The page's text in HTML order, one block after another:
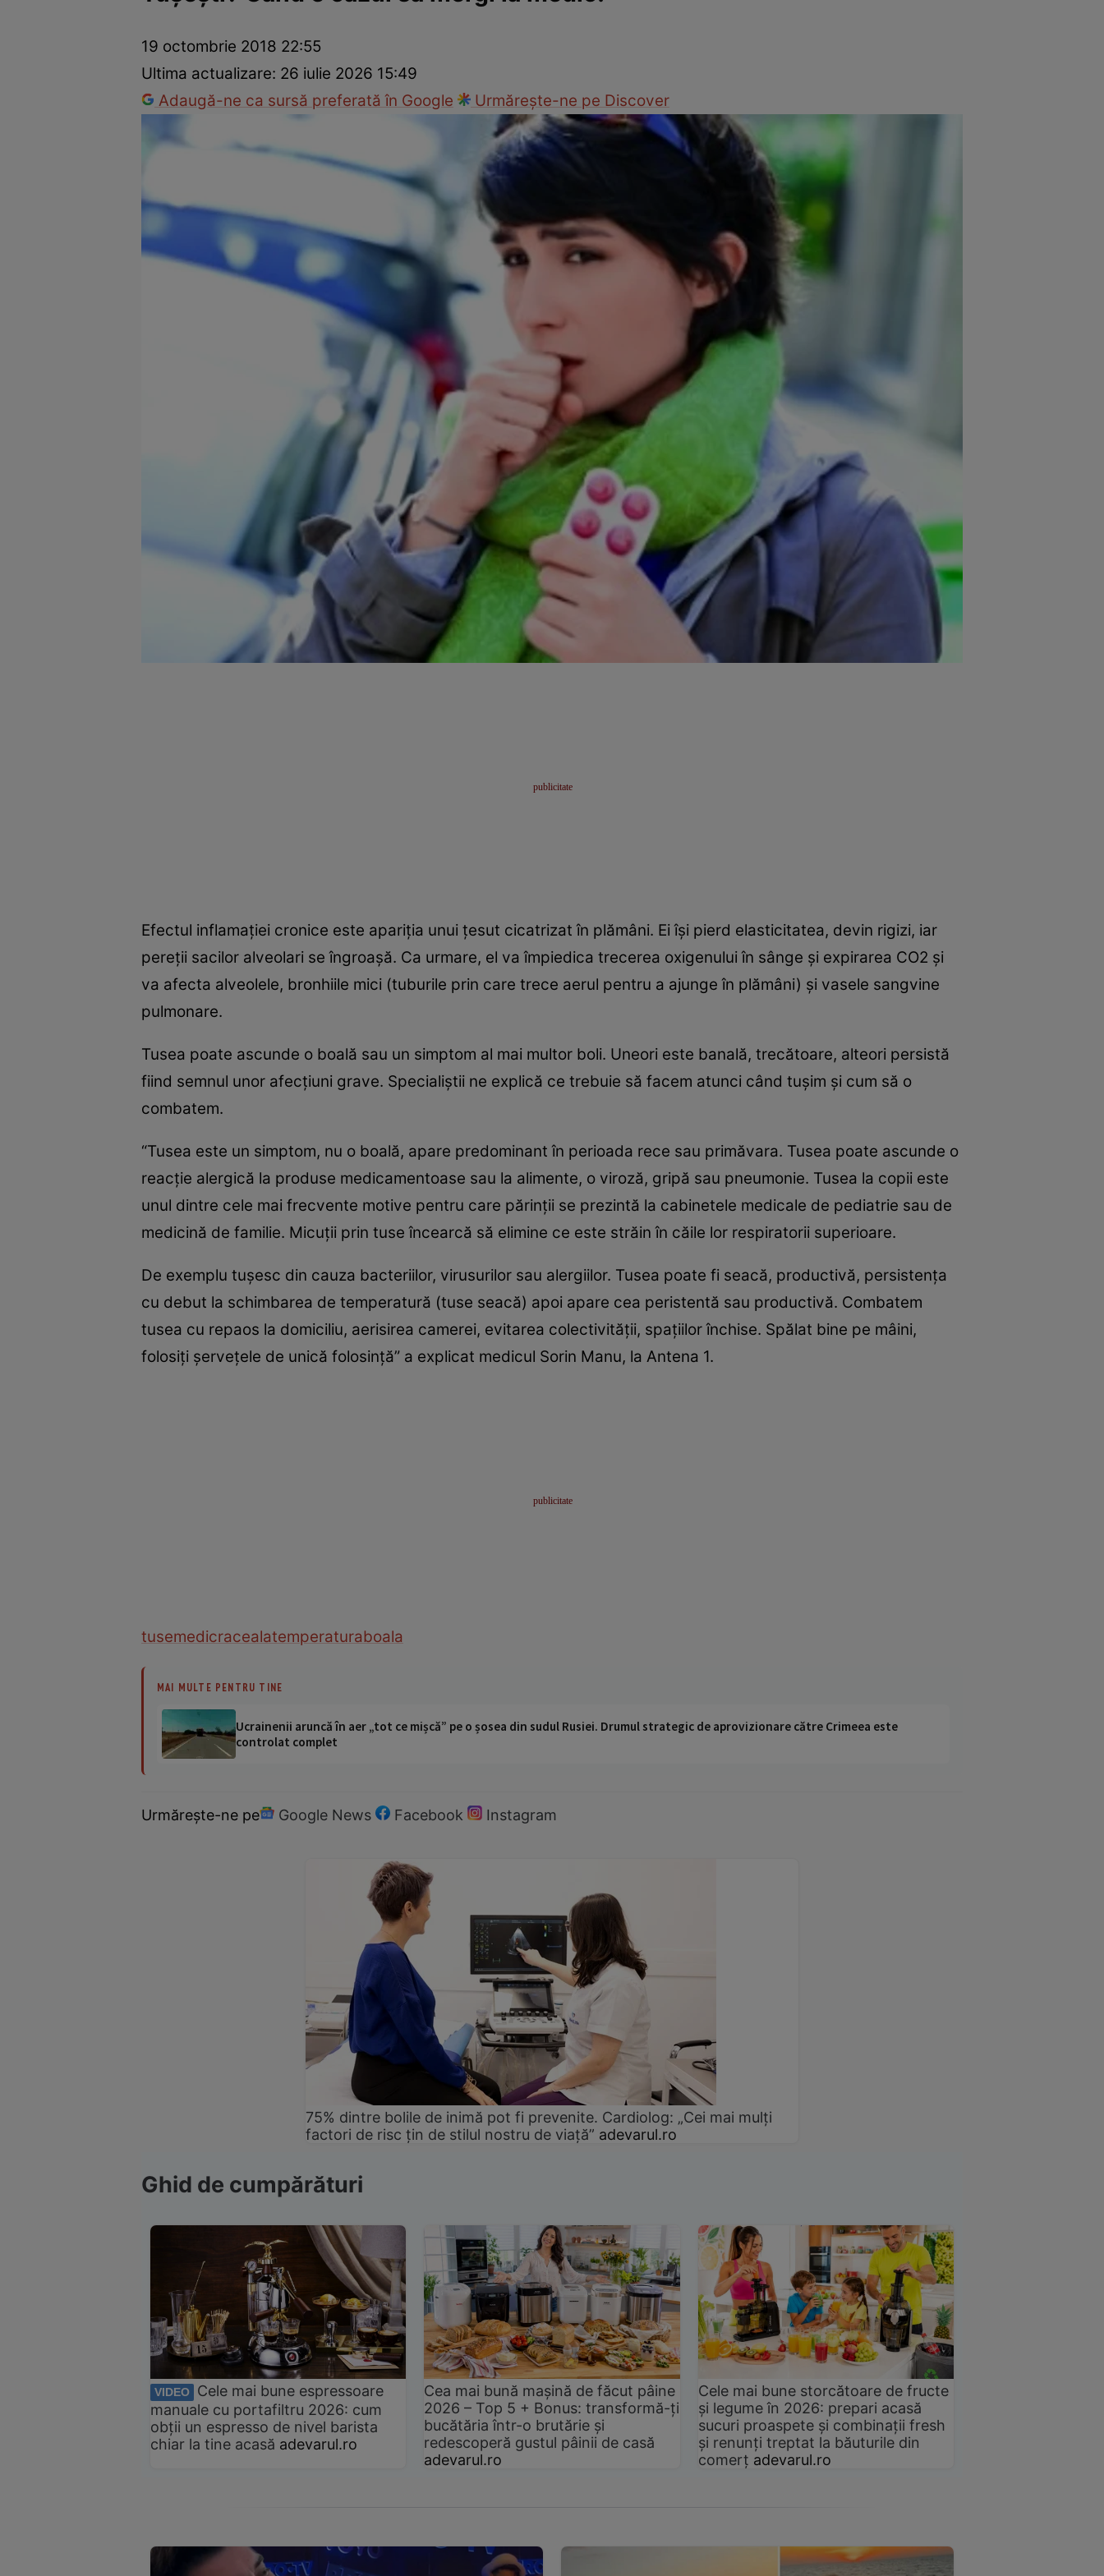
Prevenție și tratamentRemedii naturisteMedicii răspund
19 octombrie 2018 22:55
Ultima actualizare: 26 iulie 2026 15:49
Adaugă-ne ca sursă preferată în Google
Urmărește-ne pe Discover
Efectul inflamaţiei cronice este apariţia unui ţesut cicatrizat în plămâni. Ei îşi pierd elasticitatea, devin rigizi, iar
pereţii sacilor alveolari se îngroaşă. Ca urmare, el va împiedica trecerea oxigenului în sânge şi expirarea CO2 şi
va afecta alveolele, bronhiile mici (tuburile prin care trece aerul pentru a ajunge în plămâni) şi vasele sangvine
pulmonare.
Tusea poate ascunde o boală sau un simptom al mai multor boli. Uneori este banală, trecătoare, alteori persistă
fiind semnul unor afecţiuni grave. Specialiştii ne explică ce trebuie să facem atunci când tuşim şi cum să o
combatem.
“Tusea este un simptom, nu o boală, apare predominant în perioada rece sau primăvara. Tusea poate ascunde o
reacţie alergică la produse medicamentoase sau la alimente, o viroză, gripă sau pneumonie. Tusea la copii este
unul dintre cele mai frecvente motive pentru care părinţii se prezintă la cabinetele medicale de pediatrie sau de
medicină de familie. Micuţii prin tuse încearcă să elimine ce este străin în căile lor respiratorii superioare.
De exemplu tuşesc din cauza bacteriilor, virusurilor sau alergiilor. Tusea poate fi seacă, productivă, persistenţa
cu debut la schimbarea de temperatură (tuse seacă) apoi apare cea peristentă sau productivă. Combatem
tusea cu repaos la domiciliu, aerisirea camerei, evitarea colectivităţii, spaţiilor închise. Spălat bine pe mâini,
folosiţi şerveţele de unică folosinţă” a explicat medicul Sorin Manu, la Antena 1.
tusemedicracealatemperaturaboala
MAI MULTE PENTRU TINE
Ucrainenii aruncă în aer „tot ce mișcă” pe o șosea din sudul Rusiei. Drumul strategic de aprovizionare către Crimeea este
controlat complet
Urmărește-ne pe Google News Facebook Instagram
75% dintre bolile de inimă pot fi prevenite. Cardiolog: „Cei mai mulți
factori de risc țin de stilul nostru de viață” adevarul.ro
Ghid de cumpărături
VIDEO
Cele mai bune espressoare
manuale cu portafiltru 2026: cum
obții un espresso de nivel barista
chiar la tine acasă adevarul.ro
Cea mai bună mașină de făcut pâine
2026 – Top 5 + Bonus: transformă-ți
bucătăria într-o brutărie și
redescoperă gustul pâinii de casă
adevarul.ro
Cele mai bune storcătoare de fructe
și legume în 2026: prepari acasă
sucuri proaspete și combinații fresh
și renunți treptat la băuturile din
comerț adevarul.ro